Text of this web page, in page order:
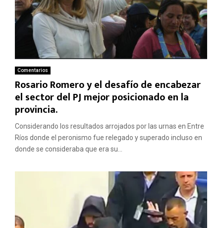
Comentarios
Rosario Romero y el desafío de encabezar
el sector del PJ mejor posicionado en la
provincia.
Considerando los resultados arrojados por las urnas en Entre
Ríos donde el peronismo fue relegado y superado incluso en
donde se consideraba que era su...